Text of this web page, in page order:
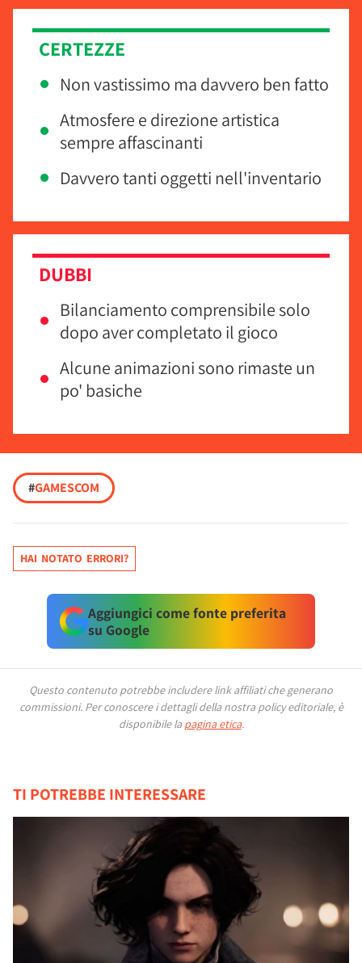
CERTEZZE
Non vastissimo ma davvero ben fatto
Atmosfere e direzione artistica
sempre affascinanti
Davvero tanti oggetti nell'inventario
DUBBI
Bilanciamento comprensibile solo
dopo aver completato il gioco
Alcune animazioni sono rimaste un
po' basiche
#GAMESCOM
HAI NOTATO ERRORI?
Aggiungici come fonte preferita
su Google
Questo contenuto potrebbe includere link affiliati che generano
commissioni. Per conoscere i dettagli della nostra policy editoriale, è
disponibile la pagina etica.
TI POTREBBE INTERESSARE